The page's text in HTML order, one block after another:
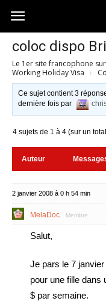
Australia-
australie.com
coloc dispo
Le 1er site francophone
Working Holiday Visa ›
Ce sujet contient 3
dernière fois par
4 sujets de 1 à 4 (sur un
Auteur
2 janvier 2008 à 0 h 54 min
MelaDoc Membre
Salut,
Je pars le 7
pour une fille dans
$ par semaine.